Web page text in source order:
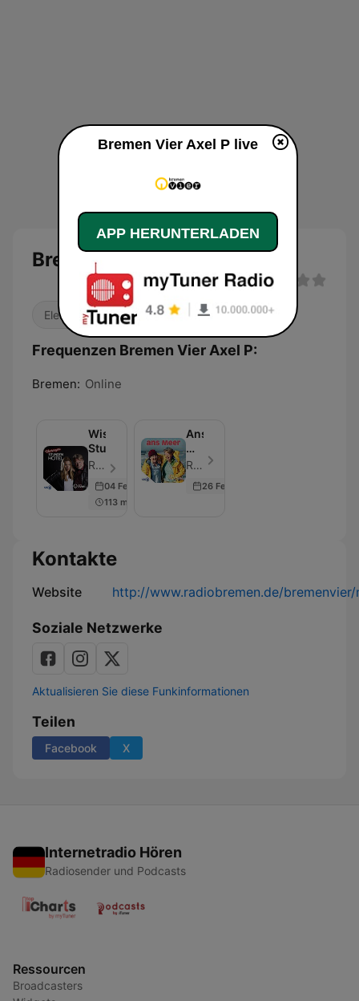
Bremen Vier Axel P Live
Elektro
Frequenzen Bremen Vier Axel P:
Bremen: Online
Wischmeyers
Stundenhotel
Radio Bremen - Folge 88
04 Feb 2026
113 min
Ans
Meer
–
zwischen
Radio Bremen - Folge 51
26 Feb 2026
Kontakte
Website http://www.radiobremen.de/
Soziale Netzwerke
Aktualisieren Sie diese Funkinformationen
Teilen
Facebook X
Internetradio Hören
Radiosender und Podcasts
Ressourcen
Broadcasters
Bremen Vier Axel P live
APP HERUNTERLADEN